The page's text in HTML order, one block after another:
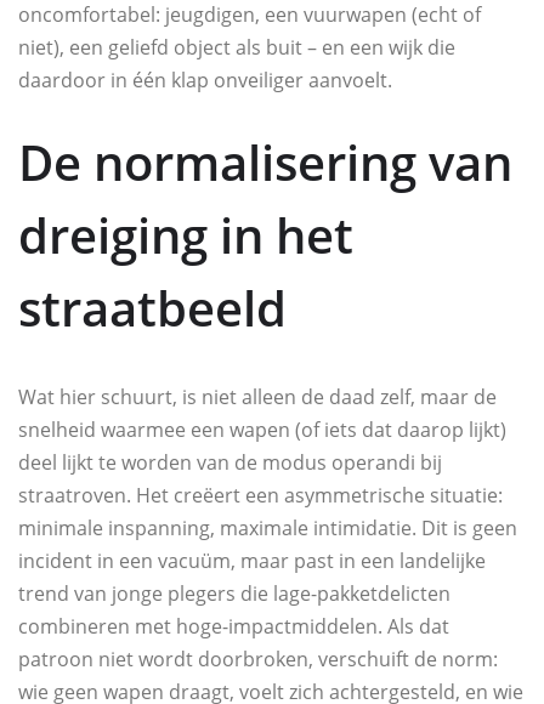
oncomfortabel: jeugdigen, een vuurwapen (echt of
niet), een geliefd object als buit – en een wijk die
daardoor in één klap onveiliger aanvoelt.
De normalisering van
dreiging in het
straatbeeld
Wat hier schuurt, is niet alleen de daad zelf, maar de
snelheid waarmee een wapen (of iets dat daarop lijkt)
deel lijkt te worden van de modus operandi bij
straatroven. Het creëert een asymmetrische situatie:
minimale inspanning, maximale intimidatie. Dit is geen
incident in een vacuüm, maar past in een landelijke
trend van jonge plegers die lage-pakketdelicten
combineren met hoge-impactmiddelen. Als dat
patroon niet wordt doorbroken, verschuift de norm:
wie geen wapen draagt, voelt zich achtergesteld, en wie